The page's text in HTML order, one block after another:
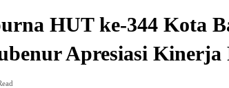
HUT ke-344 Kota
Apresiasi Kinerja